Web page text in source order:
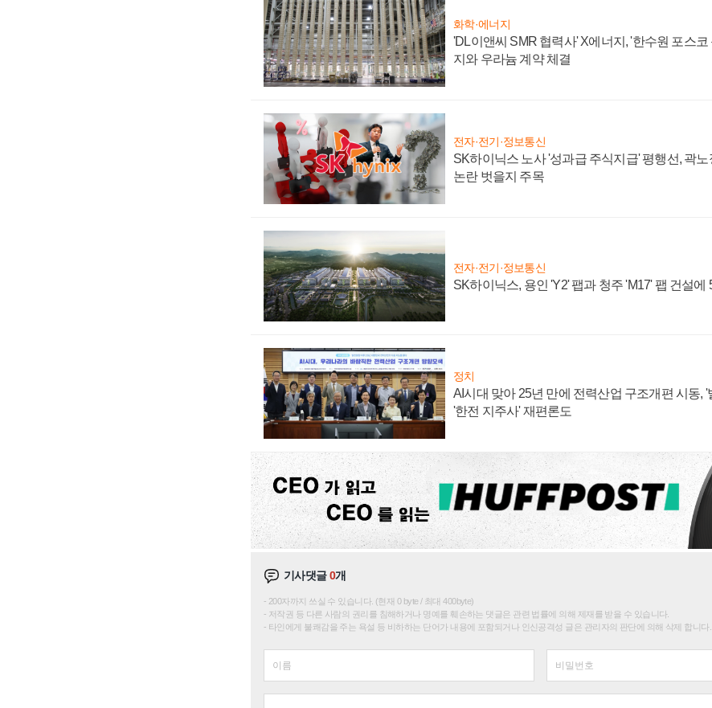
화학·에너지
'DL이앤씨 SMR 협력사' X에너지, '한수원 포스코
지와 우라늄 계약 체결
전자·전기·정보통신
SK하이닉스 노사 '성과급 주식지급' 평행선, 곽노
논란 벗을지 주목
전자·전기·정보통신
SK하이닉스, 용인 'Y2' 팹과 청주 'M17' 팹 건설에
정치
AI시대 맞아 25년 만에 전력산업 구조개편 시동, '
'한전 지주사' 재편론도
기사댓글0개
200자까지 쓰실 수 있습니다. (현재 0 byte / 최대 400byte)
저작권 등 다른 사람의 권리를 침해하거나 명예를 훼손하는 댓글은 관련 법률에 의해 제재를 받을 수 있습니다.
타인에게 불쾌감을 주는 욕설 등 비하하는 단어가 내용에 포함되거나 인신공격성 글은 관리자의 판단에 의해 삭제 합니다.